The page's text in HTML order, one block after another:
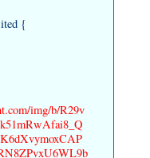
{
img/b/R29v